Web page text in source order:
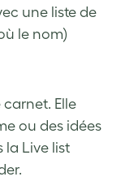
une liste de
le nom)
carnet. Elle
ou des idées
la Live list